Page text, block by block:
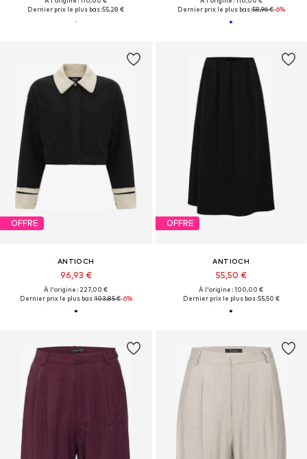
Dernier prix le plus bas :55,28 €
Dernier prix le plus bas :58,96 €-6%
OFFRE
ANTIOCH
96,93 €
À l'origine : 227,00 €
Dernier prix le plus bas :103,85 €-6%
OFFRE
ANTIOCH
55,50 €
À l'origine : 100,00 €
Dernier prix le plus bas :55,50 €